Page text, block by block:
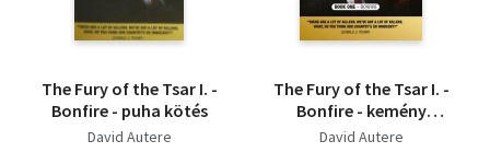
The Fury of the Tsar I. -
Bonfire - puha kötés
David Autere
The Fury of the Tsar I. -
Bonfire - kemény
kötés
David Autere